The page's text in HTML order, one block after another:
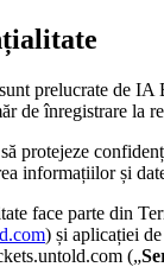
prelucrate de
de înregistrare la
protejeze
informațiilor și
face parte din
) și aplicației
(„